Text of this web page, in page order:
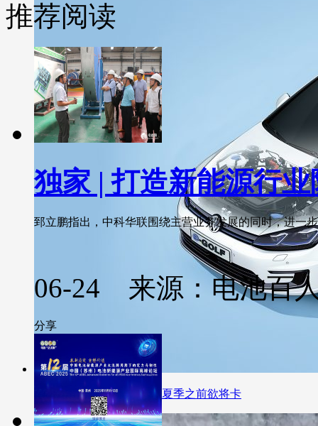
大众将进入电池生产阶段 夏季之前欲将卡
推荐阅读
独家 | 打造新能源行
郅立鹏指出，中科华联围绕主营业务发展的同时，进一
06-24 来源：电池百
分享